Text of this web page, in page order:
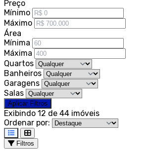
Preço
Mínimo
Máximo
Área
Mínima
Máxima
Quartos
Banheiros
Garagens
Salas
Aplicar Filtros
Exibindo 12 de 44 imóveis
Ordenar por:
Filtros